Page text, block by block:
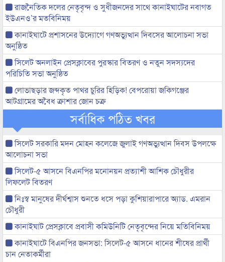
রাজনৈতিক দলের নেতৃবৃন্দ ও সুধীজনদের সাথে কানাইঘাটের নবাগত
ইউএনও’র মতবিনিময়
কানাইঘাটে প্রশাসনের উদ্যোগে গণঅভ্যুত্থান দিবসের আলোচনা সভা
অনুষ্ঠিত
সিলেট অনলাইন প্রেসক্লাবের পুরস্কার বিতরণ ও নতুন সদস্যদের
পরিচিতি সভা অনুষ্ঠিত
লোভাছড়ার জব্দকৃত পাথর চুরির হিড়িক! বেপরোয়া জকিগঞ্জের
আটগ্রামের অবৈধ ক্রাশার জোন চক্র
সর্বাধিক পঠিত খবর
সিলেট সরকারি মদন মোহন কলেজে জুলাই গণঅভ্যুত্থান দিবস উপলক্ষে
আলোচনা সভা
সিলেট-৫ আসনে বিএনপির মনোনয়ন প্রত্যাশী আশিক চৌধুরীর
লিফলেট বিতরণ
নিঃস্ব মানুষের দীর্ঘশ্বাস শুনতে ধসে পড়া কুশিয়ারাপারে অ্যাড. এমরান
চৌধুরী
কানাইঘাট প্রেসক্লাবে প্রবাসী কমিউনিটি নেতৃবৃন্দের নিয়ে মতিবিনিময়
কানাইঘাটে বিএনপির জনসভা: সিলেট-৫ আসনে ধানের শীষের প্রার্থী
চান নেতাকর্মীরা